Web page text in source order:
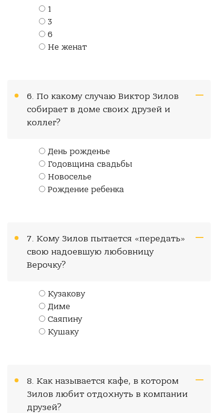
1
3
6
Не женат
6. По какому случаю Виктор Зилов
собирает в доме своих друзей и
коллег?
День рожденье
Годовщина свадьбы
Новоселье
Рождение ребенка
7. Кому Зилов пытается «передать»
свою надоевшую любовницу
Верочку?
Кузакову
Диме
Саяпину
Кушаку
8. Как называется кафе, в котором
Зилов любит отдохнуть в компании
друзей?